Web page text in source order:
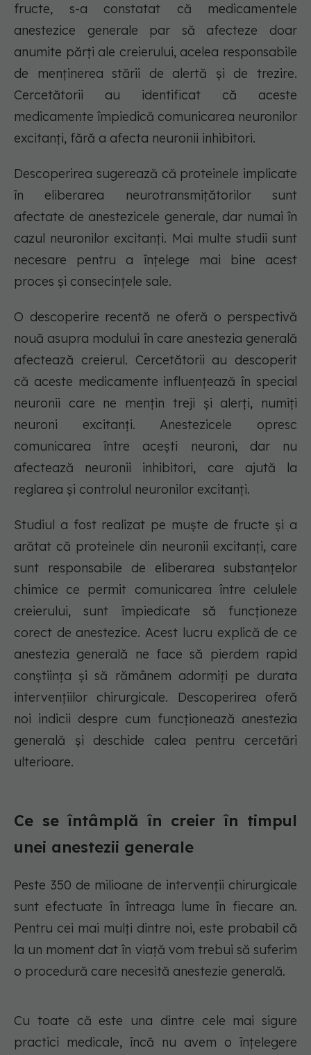
fructe, s-a constatat că medicamentele
anestezice generale par să afecteze doar
anumite părți ale creierului, acelea responsabile
de menținerea stării de alertă și de trezire.
Cercetătorii au identificat că aceste
medicamente împiedică comunicarea neuronilor
excitanți, fără a afecta neuronii inhibitori.
Descoperirea sugerează că proteinele implicate
în eliberarea neurotransmițătorilor sunt
afectate de anestezicele generale, dar numai în
cazul neuronilor excitanți. Mai multe studii sunt
necesare pentru a înțelege mai bine acest
proces și consecințele sale.
O descoperire recentă ne oferă o perspectivă
nouă asupra modului în care anestezia generală
afectează creierul. Cercetătorii au descoperit
că aceste medicamente influențează în special
neuronii care ne mențin treji și alerți, numiți
neuroni excitanți. Anestezicele opresc
comunicarea între acești neuroni, dar nu
afectează neuronii inhibitori, care ajută la
reglarea și controlul neuronilor excitanți.
Studiul a fost realizat pe muște de fructe și a
arătat că proteinele din neuronii excitanți, care
sunt responsabile de eliberarea substanțelor
chimice ce permit comunicarea între celulele
creierului, sunt împiedicate să funcționeze
corect de anestezice. Acest lucru explică de ce
anestezia generală ne face să pierdem rapid
conștiința și să rămânem adormiți pe durata
intervențiilor chirurgicale. Descoperirea oferă
noi indicii despre cum funcționează anestezia
generală și deschide calea pentru cercetări
ulterioare.
Ce se întâmplă în creier în timpul
unei anestezii generale
Peste 350 de milioane de intervenții chirurgicale
sunt efectuate în întreaga lume în fiecare an.
Pentru cei mai mulți dintre noi, este probabil că
la un moment dat în viață vom trebui să suferim
o procedură care necesită anestezie generală.
Cu toate că este una dintre cele mai sigure
practici medicale, încă nu avem o înțelegere